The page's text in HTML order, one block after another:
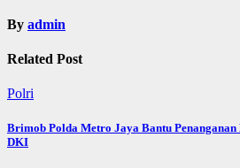
By admin
Related Post
Polri
Brimob Polda Metro Jaya Bantu Penanganan
DKI